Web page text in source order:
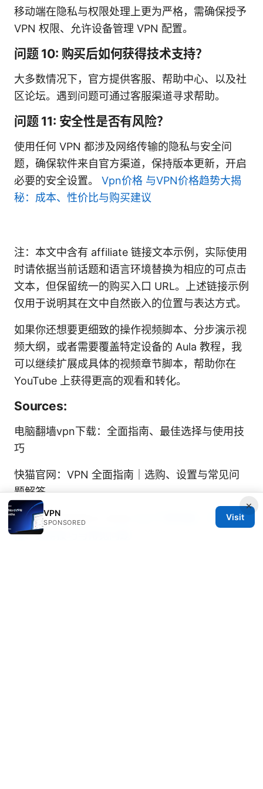
移动端在隐私与权限处理上更为严格，需确保授予
VPN 权限、允许设备管理 VPN 配置。
问题 10: 购买后如何获得技术支持？
大多数情况下，官方提供客服、帮助中心、以及社
区论坛。遇到问题可通过客服渠道寻求帮助。
问题 11: 安全性是否有风险？
使用任何 VPN 都涉及网络传输的隐私与安全问
题，确保软件来自官方渠道，保持版本更新，开启
必要的安全设置。 Vpn价格 与VPN价格趋势大揭
秘：成本、性价比与购买建议
注：本文中含有 affiliate 链接文本示例，实际使用
时请依据当前话题和语言环境替换为相应的可点击
文本，但保留统一的购买入口 URL。上述链接示例
仅用于说明其在文中自然嵌入的位置与表达方式。
如果你还想要更细致的操作视频脚本、分步演示视
频大纲，或者需要覆盖特定设备的 Aula 教程，我
可以继续扩展成具体的视频章节脚本，帮助你在
YouTube 上获得更高的观看和转化。
Sources:
电脑翻墙vpn下载：全面指南、最佳选择与使用技
巧
快猫官网：VPN 全面指南｜选购、设置与常见问
题解答
Is vpn available in china
Vpn下载电脑：完整指
南、实用技巧与常见问题
×
VPN
SPONSORED
Visit